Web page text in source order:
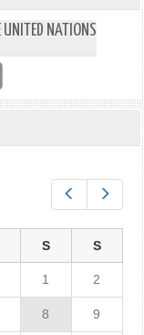
UNITED NATIONS
S S
1 2
8 9